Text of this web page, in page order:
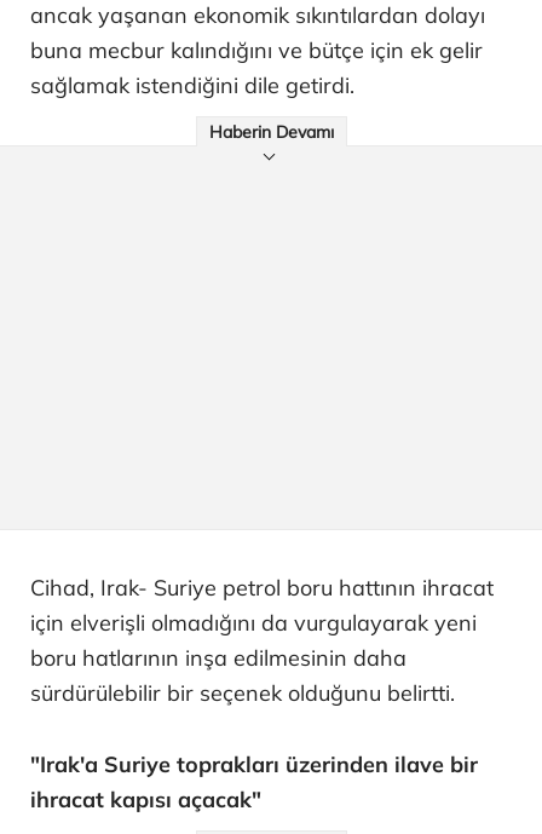
ancak yaşanan ekonomik sıkıntılardan dolayı
buna mecbur kalındığını ve bütçe için ek gelir
sağlamak istendiğini dile getirdi.
Haberin Devamı
Cihad, Irak- Suriye petrol boru hattının ihracat
için elverişli olmadığını da vurgulayarak yeni
boru hatlarının inşa edilmesinin daha
sürdürülebilir bir seçenek olduğunu belirtti.
"Irak'a Suriye toprakları üzerinden ilave bir
ihracat kapısı açacak"